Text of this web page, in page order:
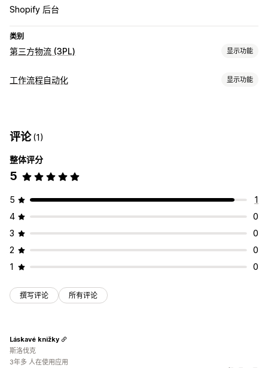
Shopify 后台
类别
第三方物流 (3PL) 显示功能
订单管理
自动同步
工作流程自动化 显示功能
API 自动同步数据
评论(1)
整体评分
5
5
1
4
0
3
0
2
0
1
0
撰写评论 所有评论
Láskavé knižky
斯洛伐克
3年多 人在使用应用